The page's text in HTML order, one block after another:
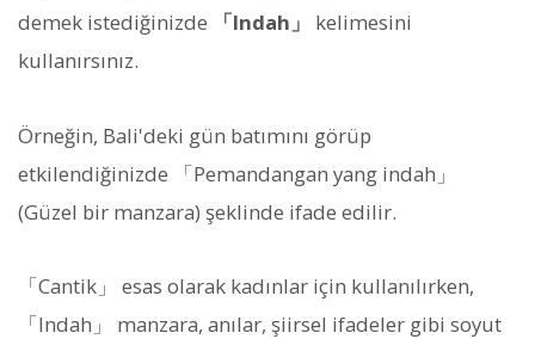
demek istediğinizde
「Indah」
kelimesini
kullanırsınız.
Örneğin, Bali'deki gün batımını görüp
etkilendiğinizde 「Pemandangan yang indah」
(Güzel bir manzara) şeklinde ifade edilir.
「Cantik」 esas olarak kadınlar için kullanılırken,
「Indah」 manzara, anılar, şiirsel ifadeler gibi soyut